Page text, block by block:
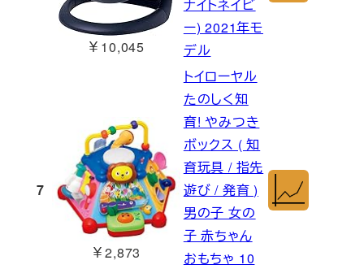
￥10,045
ナイトネイビ
ー) 2021年モ
デル
7
￥2,873
トイローヤル
たのしく知
育! やみつき
ボックス ( 知
育玩具 / 指先
遊び / 発育 )
男の子 女の
子 赤ちゃん
おもちゃ 10